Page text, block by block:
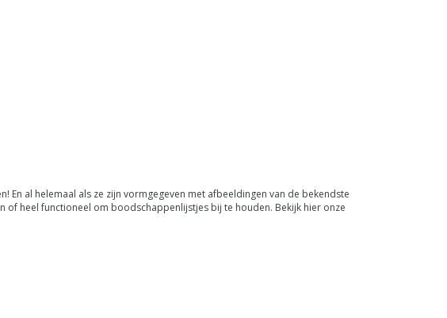
al helemaal als ze zijn vormgegeven met afbeeldingen van de bekendste
of heel functioneel om boodschappenlijstjes bij te houden. Bekijk hier onze